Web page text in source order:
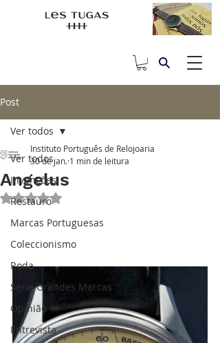
Post
Ver todos
Invenções
Restauro
Marcas Portuguesas
Coleccionismo
Roda
Série Grandes Marcas
Opinião
Entrevista
Ver todos
Angelus
Instituto Português de Relojoaria
30 de jan. 1 min de leitura
Avaliado com NaN de 5 estrelas.